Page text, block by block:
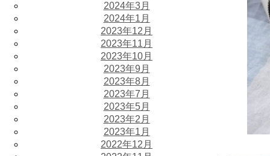
2024年3月
2024年1月
2023年12月
2023年11月
2023年10月
2023年9月
2023年8月
2023年7月
2023年5月
2023年2月
2023年1月
2022年12月